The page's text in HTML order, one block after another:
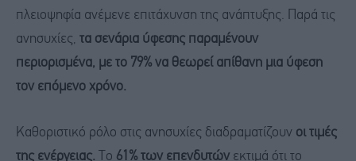
πλειοψηφία ανέμενε επιτάχυνση της ανάπτυξης. Παρά τις
ανησυχίες, τα σενάρια ύφεσης παραμένουν
περιορισμένα, με το 79% να θεωρεί απίθανη μια ύφεση
τον επόμενο χρόνο.
Καθοριστικό ρόλο στις ανησυχίες διαδραματίζουν οι τιμές
της ενέργειας. Το 61% των επενδυτών εκτιμά ότι το